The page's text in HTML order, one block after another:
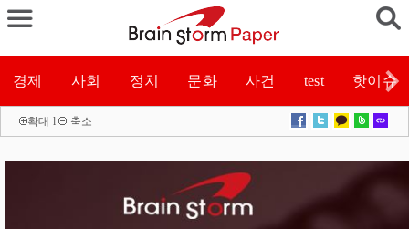
경제 사회 정치 문화 사건 test 핫이슈
확대 l 축소